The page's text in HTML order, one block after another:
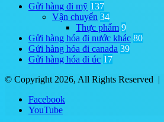
Gửi hàng đi mỹ 137
Vận chuyển 34
Thực phẩm 9
Gửi hàng hóa đi nước khác 80
Gửi hàng hóa đi canada 39
Gửi hàng hóa đi úc 17
© Copyright 2026, All Rights Reserved |
Facebook
YouTube